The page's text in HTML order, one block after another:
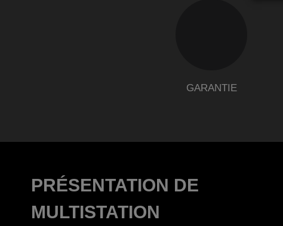
GARANTIE
PRÉSENTATION DE
MULTISTATION